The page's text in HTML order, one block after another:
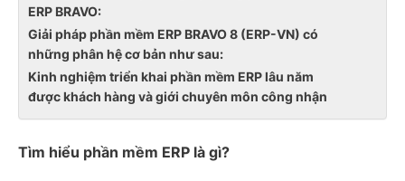
ERP BRAVO:
Giải pháp phần mềm ERP BRAVO 8 (ERP-VN) có
những phân hệ cơ bản như sau:
Kinh nghiệm triển khai phần mềm ERP lâu năm
được khách hàng và giới chuyên môn công nhận
Tìm hiểu phần mềm ERP là gì?